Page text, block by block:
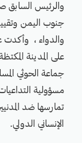
والرئيس السابق
جنوب اليمن
والدواء ، وأكدت
على المدينة
جماعة الحوثي
مسؤولية
تمارسها ضد
الإنساني الدولي.